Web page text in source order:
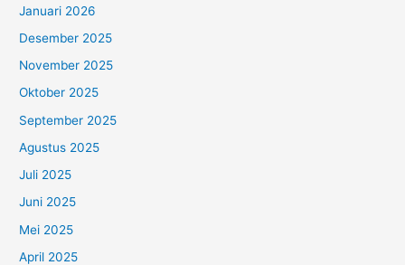
Januari 2026
Desember 2025
November 2025
Oktober 2025
September 2025
Agustus 2025
Juli 2025
Juni 2025
Mei 2025
April 2025